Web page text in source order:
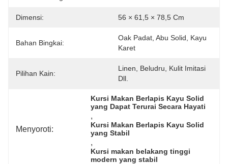
Dimensi: 56 × 61,5 × 78,5 Cm
Bahan Bingkai:
Oak Padat, Abu Solid, Kayu
Karet
Pilihan Kain:
Linen, Beludru, Kulit Imitasi
Dll.
Menyoroti:
Kursi Makan Berlapis Kayu Solid
yang Dapat Terurai Secara Hayati
,
Kursi Makan Berlapis Kayu Solid
yang Stabil
,
Kursi makan belakang tinggi
modern yang stabil